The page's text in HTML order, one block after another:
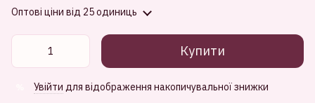
Оптові ціни від 25 одиниць
Купити
Увійти для відображення накопичувальної знижки